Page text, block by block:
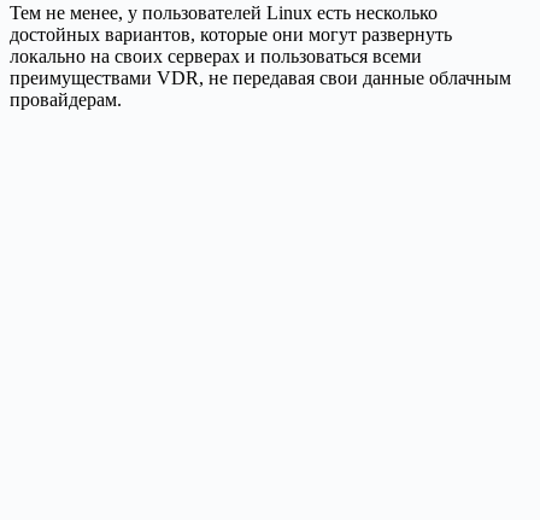
Тем не менее, у пользователей Linux есть несколько
достойных вариантов, которые они могут развернуть
локально на своих серверах и пользоваться всеми
преимуществами VDR, не передавая свои данные облачным
провайдерам.